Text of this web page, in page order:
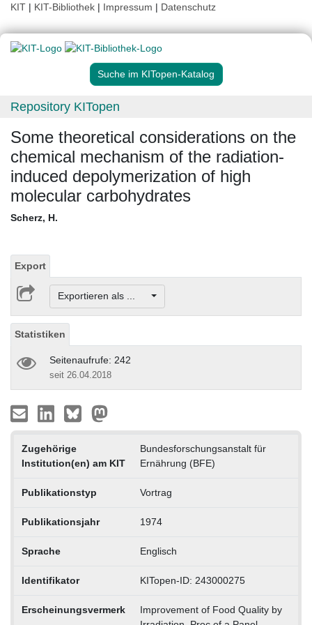
KIT | KIT-Bibliothek | Impressum | Datenschutz
Suche im KITopen-Katalog
Repository KITopen
Some theoretical considerations on the
chemical mechanism of the radiation-
induced depolymerization of high
molecular carbohydrates
Scherz, H.
Export
Exportieren als ...
Statistiken
Seitenaufrufe: 242
seit 26.04.2018
Zugehörige
Institution(en) am KIT
Bundesforschungsanstalt für
Ernährung (BFE)
Publikationstyp Vortrag
Publikationsjahr 1974
Sprache Englisch
Identifikator KITopen-ID: 243000275
Erscheinungsvermerk
Improvement of Food Quality by